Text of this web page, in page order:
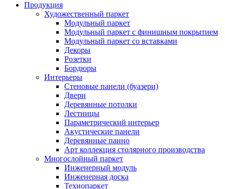
Продукция
Художественный паркет
Модульный паркет
Модульный паркет с финишным покрытием
Модульный паркет со вставками
Декоры
Розетки
Бордюры
Интерьеры
Стеновые панели (буазери)
Двери
Деревянные потолки
Лестницы
Параметрический интерьер
Акустические панели
Деревянные панно
Арт коллекция столярного производства
Многослойный паркет
Инженерный модуль
Инженерная доска
Технопаркет